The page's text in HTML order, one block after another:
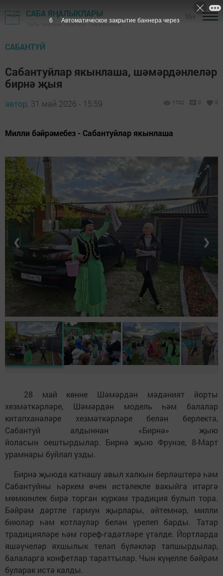
САБА ЯҢАЛЫКЛАРЫ
"Саба таңнары" газетасы - Саба районы
САБАНТУЙ
Сабантуйлар якынлаша, шәмәрдәнлеләр
бирнә җыя
автор, 31 май 2026 - 15:59 1702 0 0
Милли бәйрәмебез - Сабантуйлар якынлаша
❮ ❯
28 май көнне Шәмәрдән мәдәният йорты
хезмәткәрләре, Шәмәрдән модель һәм балалар
китапханәләре хезмәткәрләре белән берлектә,
Сабантуй алдыннан «Бирнә» җыю
йоласын оештырдылар. Бирнә җыю Фрунзе, 8-Март
урамнары буйлап узды.
Бирнә җыюда катнашу авыл халкын берләштерә һәм
Сабантуйны һәркем өчен истәлекле вакыйга итәргә
мөмкинлек бирә торган күркәм традиция булып тора.
Бәйрәм дәртле гармун җырлары, әйтемнәр, милли
биюләр һәм котлаулар белән үрелеп барды. Татар
традицияләре һәм гореф-гадәтләре үтәлде. Йортларда
яшәүчеләр яхшылык теләп бүләкләр тапшырдылар,
балаларга конфетлар тараттылар. Чын күңелле бәйрәм
буларак истә калды.
4 Автоматическое закрытие баннера через